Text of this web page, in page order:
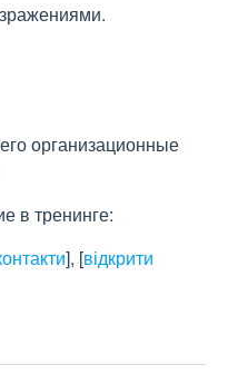
организационные
в тренинге:
], [відкрити